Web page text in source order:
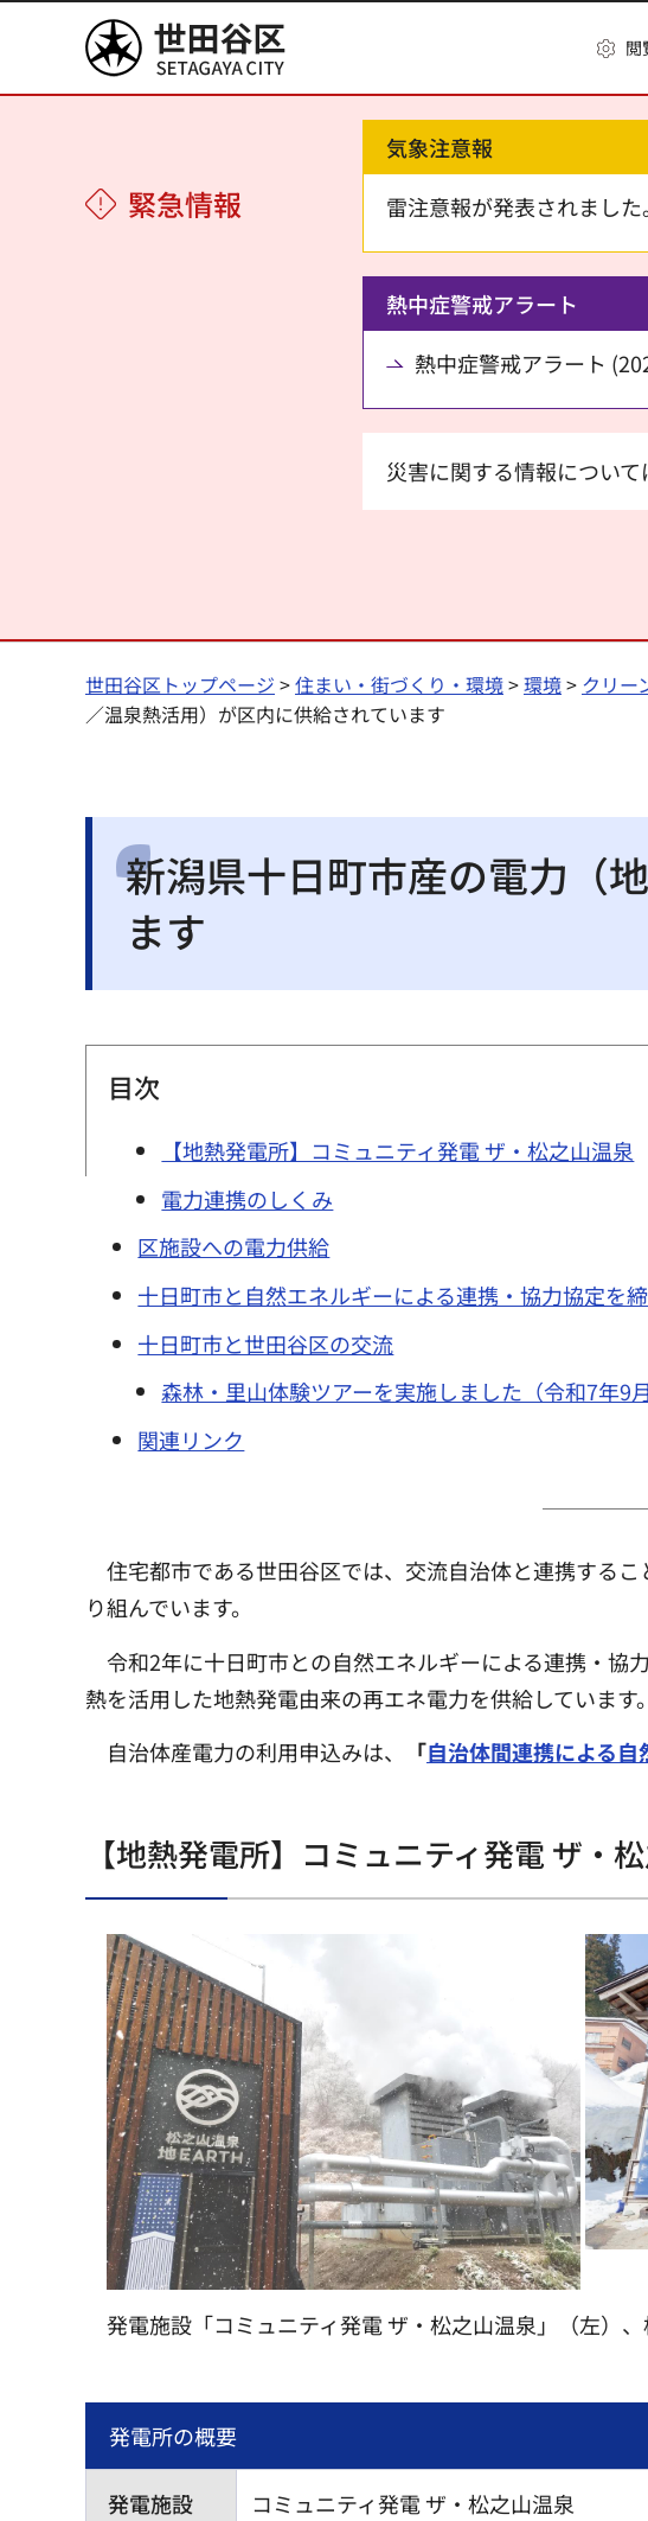
世田谷区 閲
緊急情報
気象注意報
雷注意報が発表されました
熱中症警戒アラート
熱中症警戒アラート
災害に関する情報について
世田谷区トップページ >住まい・街づくり・環境>環境> クリー
／温泉熱活用）が区内に供給されています
新潟県十日町市産の電力（
ます
目次
【地熱発電所】コミュニティ発電 ザ・松之山温泉
電力連携のしくみ
区施設への電力供給
十日町市と自然エネルギーによる連携・協力協定を
十日町市と世田谷区の交流
森林・里山体験ツアーを実施しました（令和7年9月
関連リンク
住宅都市である世田谷区では、交流自治体と連携する
り組んでいます。
令和2年に十日町市との自然エネルギーによる連携・協
熱を活用した地熱発電由来の再エネ電力を供給しています。
自治体産電力の利用申込みは、
「自治体間連携による自
【地熱発電所】コミュニティ発電 ザ・
発電施設「コミュニティ発電 ザ・松之山温泉」（左）
発電所の概要
発電施設 コミュニティ発電 ザ・松之山温泉